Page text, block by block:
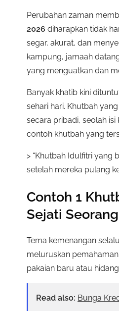
Perubahan zaman
2026 diharapkan tidak
segar, akurat, dan
kampung, jamaah
yang menguatkan dan
Banyak khatib kini
sehari hari. Khutbah
secara pribadi, seolah
contoh khutbah yang
> “Khutbah Idulfitri yang
setelah mereka pulang
Contoh 1
Sejati
Tema kemenangan
meluruskan
pakaian baru atau
Read also: Bunga